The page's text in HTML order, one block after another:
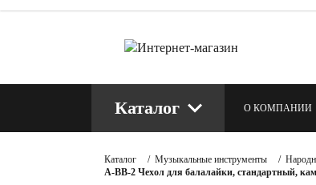
Каталог О КОМПАНИИ
КОНТАКТЫ
Каталог / Музыкальные инструменты /
A-BB-2 Чехол для балалайки, стандартный,